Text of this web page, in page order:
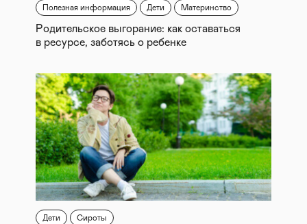
Полезная информация Дети Материнство
Родительское выгорание: как оставаться
в ресурсе, заботясь о ребенке
Дети Сироты